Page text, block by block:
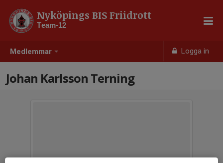
Medlemmar Logga in
Nyköpings BIS Friidrott
Team-12
Johan Karlsson Terning